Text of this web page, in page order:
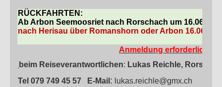
RÜCKFAHRTEN:
Ab Arbon Seemoosriet nach Rorschach um 16.06 h
nach Herisau über Romanshorn oder Arbon 16.06
Anmeldung erforderlich
beim Reiseverantwortlichen: Lukas Reichle,
Tel 079 749 45 57
E-Mail : lukas.reichle@gmx.ch